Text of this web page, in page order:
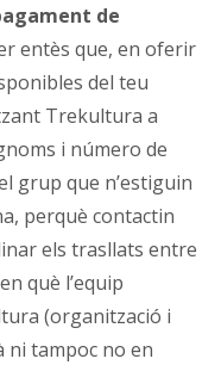
de
entès que, en oferir
del teu
Trekultura a
i número de
grup que n’estiguin
perquè contactin
els trasllats entre
què l’equip
(organització i
ni tampoc no en